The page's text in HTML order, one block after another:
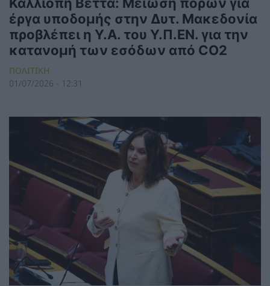
έργα υποδομής στην Δυτ. Μακεδονία
προβλέπει η Υ.Α. του Υ.Π.ΕΝ. για την
κατανομή των εσόδων από CO2
ΠΟΛΙΤΙΚΗ
01/07/2026 - 12:31